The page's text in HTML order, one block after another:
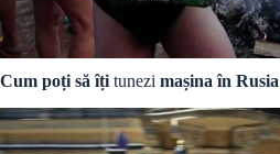
Cum poți să îțitunezi mașina în Rusia